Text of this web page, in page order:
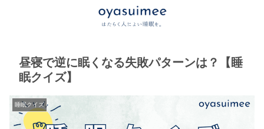
昼寝で逆に眠くなる失敗パターンは？【睡
眠クイズ】
睡眠クイズ